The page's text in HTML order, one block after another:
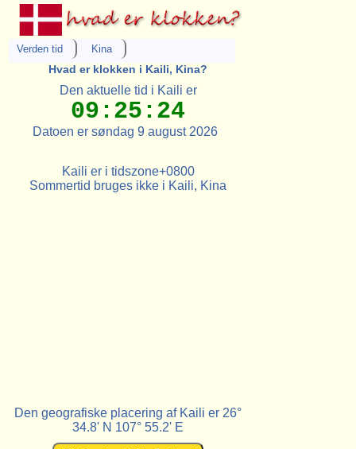
Verden tid Kina
Hvad er klokken i Kaili, Kina?
Den aktuelle tid i Kaili er
09:25:24
Datoen er søndag 9 august 2026
Kaili er i tidszone+0800
Sommertid bruges ikke i Kaili, Kina
Den geografiske placering af Kaili er 26°
34.8' N 107° 55.2' E